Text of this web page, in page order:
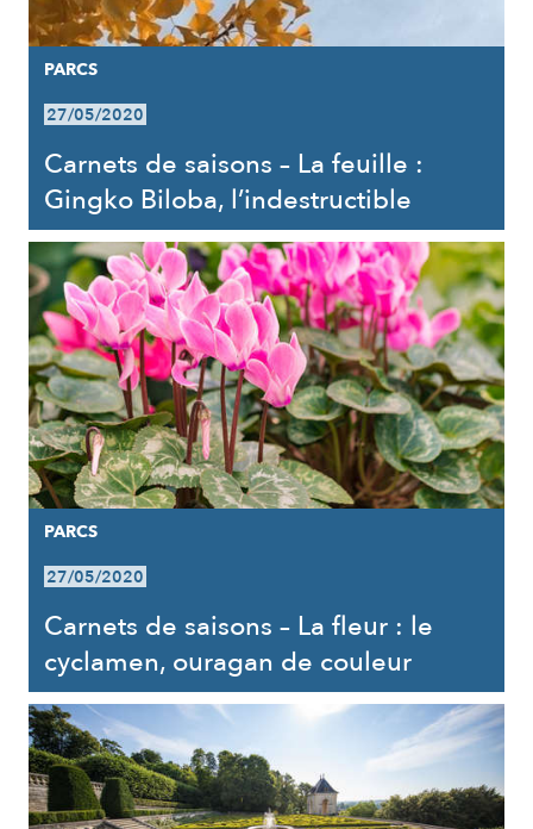
PARCS
27/05/2020
Carnets de saisons – La feuille :
Gingko Biloba, l’indestructible
PARCS
27/05/2020
Carnets de saisons – La fleur : le
cyclamen, ouragan de couleur